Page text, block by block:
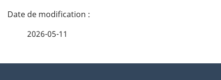
D
2026-05-11